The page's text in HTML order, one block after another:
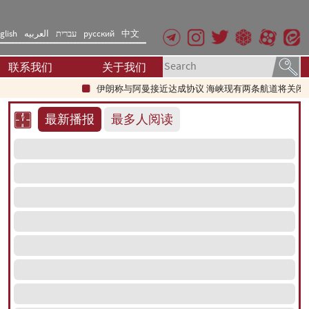
العربیه עברית русский 中文
联系我们 关于我们
伊朗称与阿曼接近达成协议 海峡现有两条航道将关闭
最新播报 最多人阅读